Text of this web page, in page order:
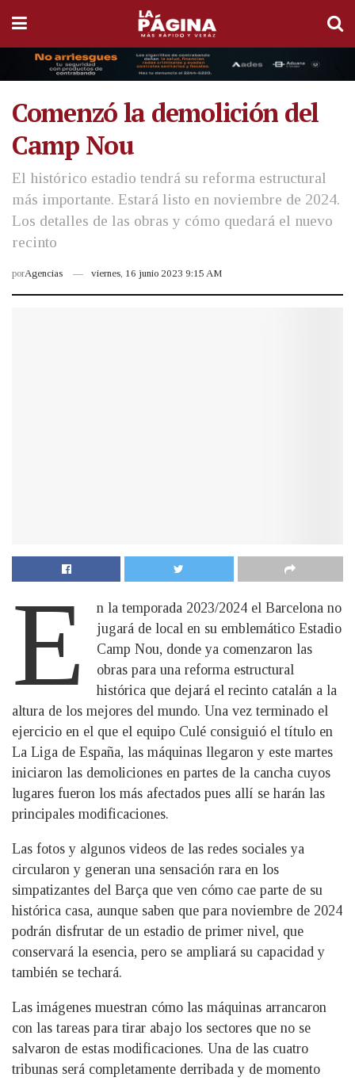
Comenzó la demolición del
Camp Nou
El histórico estadio tendrá su reforma estructural
más importante. Estará listo en noviembre de 2024.
Los detalles de las obras y cómo quedará el nuevo
recinto
porAgencias viernes, 16 junio 2023 9:15 AM
E
n la temporada 2023/2024 el Barcelona no
jugará de local en su emblemático Estadio
Camp Nou, donde ya comenzaron las
obras para una reforma estructural
histórica que dejará el recinto catalán a la
altura de los mejores del mundo. Una vez terminado el
ejercicio en el que el equipo Culé consiguió el título en
La Liga de España, las máquinas llegaron y este martes
iniciaron las demoliciones en partes de la cancha cuyos
lugares fueron los más afectados pues allí se harán las
principales modificaciones.
Las fotos y algunos videos de las redes sociales ya
circularon y generan una sensación rara en los
simpatizantes del Barça que ven cómo cae parte de su
histórica casa, aunque saben que para noviembre de 2024
podrán disfrutar de un estadio de primer nivel, que
conservará la esencia, pero se ampliará su capacidad y
también se techará.
Las imágenes muestran cómo las máquinas arrancaron
con las tareas para tirar abajo los sectores que no se
salvaron de estas modificaciones. Una de las cuatro
tribunas será completamente derribada y de momento